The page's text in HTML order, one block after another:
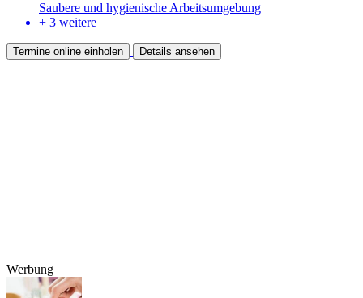
Saubere und hygienische Arbeitsumgebung
+ 3 weitere
Termine online einholen Details ansehen
Werbung